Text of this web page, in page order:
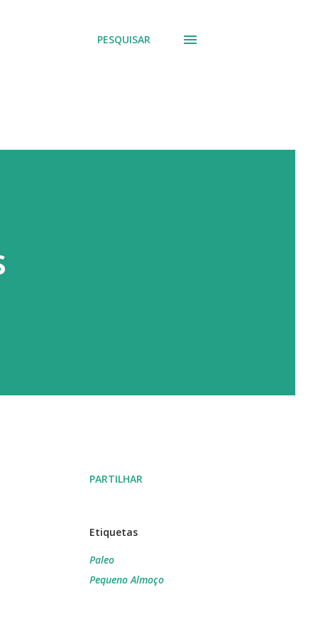
PESQUISAR
PARTILHAR
Etiquetas
Paleo
Pequeno Almoço